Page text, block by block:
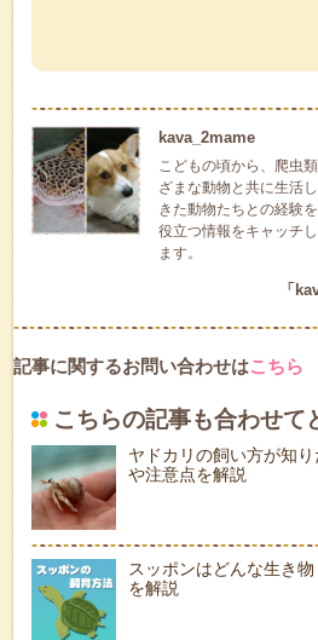
kava_2mame
こどもの頃から、爬虫
ざまな動物と共に生活
きた動物たちとの経験
役立つ情報をキャッチ
ます。
「
記事に関するお問い合わせはこちら
こちらの記事も合わせて
ヤドカリの飼い方が知
や注意点を解説
スッポンはどんな生き
を解説